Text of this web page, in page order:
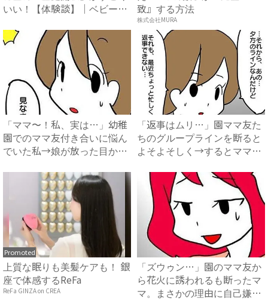
いい！【体験談】｜ベビーカ
致』する方法
株式会社MURA
「ママ〜！私、実は…」幼稚
園でのママ友付き合いに悩ん
でいた私→娘が放った目から
「返事はムリ…」園ママ友た
ちのグループラインを断ると
よそよそしく→するとママが
Promoted
上質な眠りも美髪ケアも！ 銀
座で体感するReFa
ReFa GINZA on CREA
「ズウゥン…」園のママ友か
ら花火に誘われるも断ったマ
マ。まさかの理由に自己嫌悪